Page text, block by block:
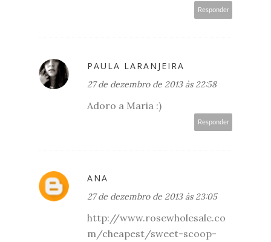
Responder
PAULA LARANJEIRA
27 de dezembro de 2013 às 22:58
Adoro a Maria :)
Responder
ANA
27 de dezembro de 2013 às 23:05
http://www.rosewholesale.co
m/cheapest/sweet-scoop-